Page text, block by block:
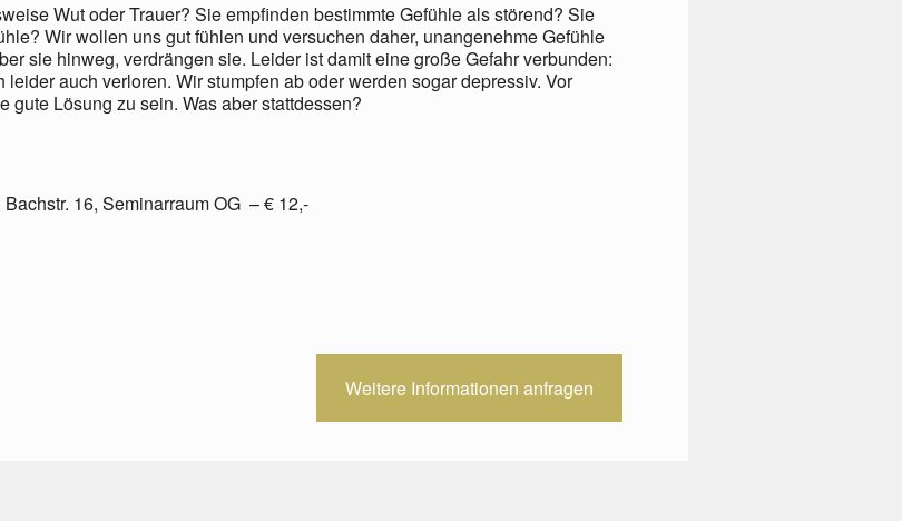
Wut oder Trauer? Sie empfinden bestimmte Gefühle als störend? Sie
Wir wollen uns gut fühlen und versuchen daher, unangenehme Gefühle
sie hinweg, verdrängen sie. Leider ist damit eine große Gefahr verbunden:
auch verloren. Wir stumpfen ab oder werden sogar depressiv. Vor
Lösung zu sein. Was aber stattdessen?
16, Seminarraum OG – € 12,-
Weitere Informationen anfragen